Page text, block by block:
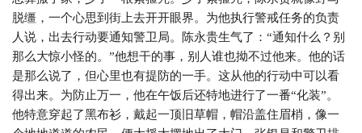
脱缰，一个心思到街上去开开眼界。为他执行警戒任务的负责
人说，出去行动要通知警卫局。陈永贵生气了：“通知什么？别
那么大惊小怪的。”他想干的事，别人谁也拗不过他来。他的话
是那么说了，但心里也有提防的一手。这从他的行动中可以看
得出来。为防止万一，他在午饭后还特地进行了一番“化装”。
他特意穿起了黑布衫，戴起一顶旧草帽，帽沿盖住眉梢，像一